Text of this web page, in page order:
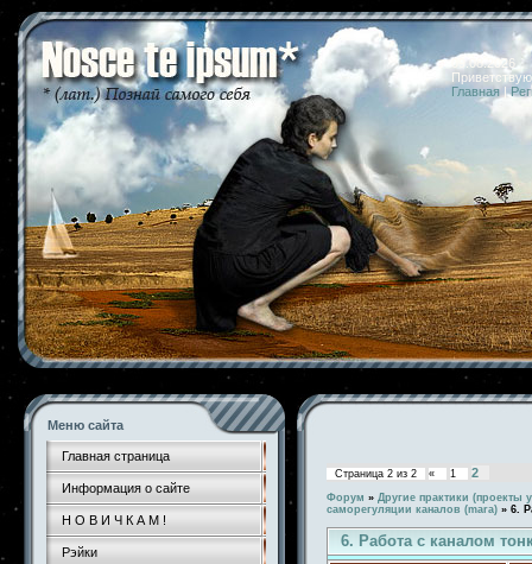
09.08.2026
Главная |
Меню сайта
Главная страница
Информация о сайте
Н О В И Ч К А М !
Рэйки
Страница 2 из 2 « 1 2
Форум » Другие практики (проекты
саморегуляции каналов (mara) » 6.
6. Работа с каналом